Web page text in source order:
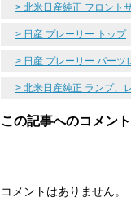
> 北米日産純正 フロント
> 日産 プレーリー トップ
> 日産 プレーリー パーツ
> 北米日産純正 ランプ、
この記事へのコメント
コメントはありません。